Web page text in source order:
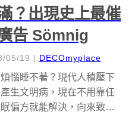
？出現史上最催
告 Sömnig
05/19 | DECOmyplace
惱睡不著？現代人積壓下
生文明病，現在不用靠任
偏方就能解決，向來致力